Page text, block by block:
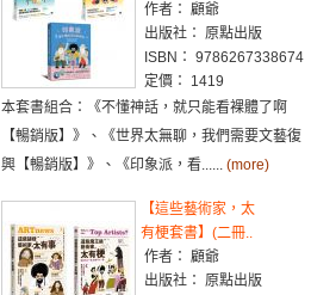
作者： 顧爺
出版社： 原點出版
ISBN： 9786267338674
定價： 1419
本套書組合：《不懂神話，就只能看裸體了啊
【暢銷版】》、《世界太無聊，我們需要文藝復
興【暢銷版】》、《印象派，看...... (more)
【這些藝術家，太
有梗套書】(二冊..
作者： 顧爺
出版社： 原點出版